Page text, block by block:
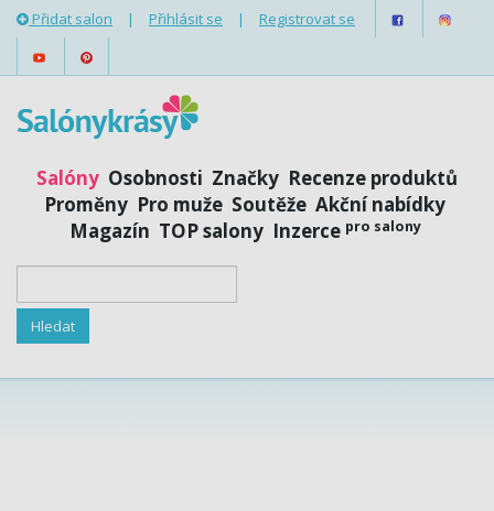
Přidat salon | Přihlásit se | Registrovat se
Salóny Osobnosti Značky Recenze produktů
Proměny Pro muže Soutěže Akční nabídky
Magazín TOP salony Inzerce pro salony